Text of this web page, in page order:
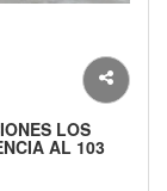
LOS
AL 103